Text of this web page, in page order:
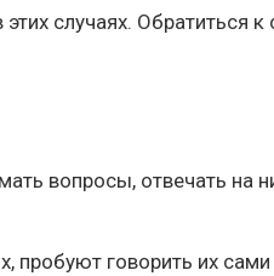
случаях. Обратиться к
вопросы, отвечать на
пробуют говорить их